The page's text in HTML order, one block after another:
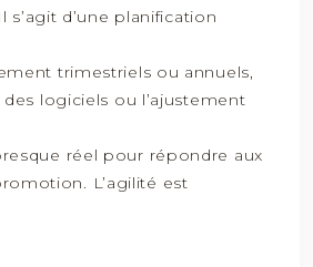
d’une planification
trimestriels ou annuels,
logiciels ou l’ajustement
réel pour répondre aux
L’agilité est